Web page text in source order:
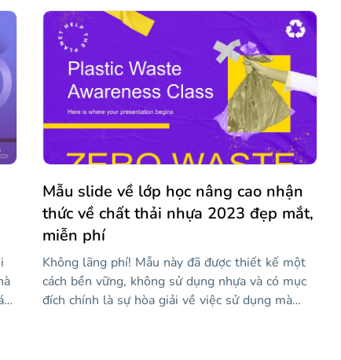
bảo vệ nó, mẫu này có thể rất hữu ích. Nói về
trợ tử là gì, các kỹ thuật mà nó được quản lý là
gì, ai có thể truy cập nó hoặc tranh cãi mà chủ
đề này tạo ra. Các slide cung cấp một phong
cách trang trọng và được thiết kế để làm cho
thông tin của bạn nổi bật và bảo vệ luận án của
bạn thành công.
Mẫu slide về lớp học nâng cao nhận
thức về chất thải nhựa 2023 đẹp mắt,
miễn phí
Không lãng phí! Mẫu này đã được thiết kế một
cách bền vững, không sử dụng nhựa và có mục
đích chính là sự hòa giải về việc sử dụng mà